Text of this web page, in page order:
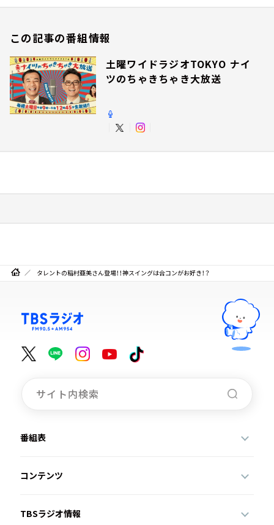
この記事の番組情報
土曜ワイドラジオTOKYO ナイ
ツのちゃきちゃき大放送
タレントの稲村亜美さん登場！！神スイングは合コンがお好き！？
番組表
コンテンツ
TBSラジオ情報